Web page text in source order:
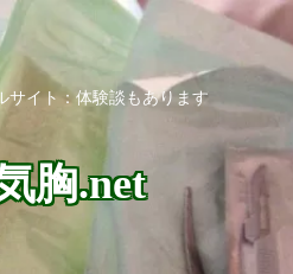
サイト：体験談もあります
胸.net